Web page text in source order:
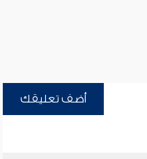
أضف تعليقك